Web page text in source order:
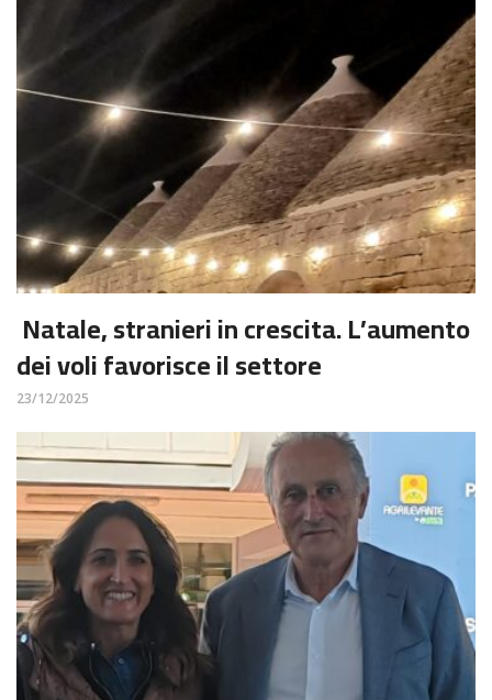
Natale, stranieri in crescita. L’aumento
dei voli favorisce il settore
23/12/2025